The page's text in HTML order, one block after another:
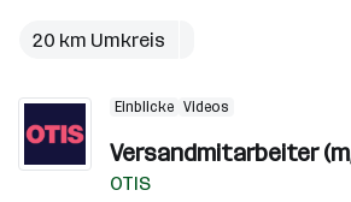
20 km Umkreis
Einblicke Videos
Versandmitarbeiter
OTIS